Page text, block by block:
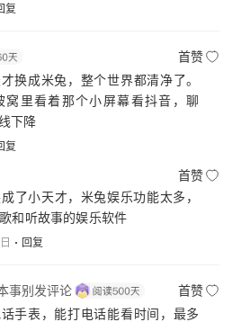
复
首赞
换成米兔，整个世界都清净了。
窝里看着那个小屏幕看抖音，聊
下降
复
首赞
了小天才，米兔娱乐功能太多，
和听故事的娱乐软件
回复
事别发评论
首赞
手表，能打电话能看时间，最多